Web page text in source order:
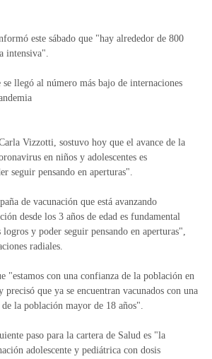
este sábado que "hay alrededor de 800
intensiva".
Vizzotti, sostuvo hoy que el avance de la
en niños y adolescentes es
seguir pensando en aperturas".
de vacunación que está avanzando
desde los 3 años de edad es fundamental
logros y poder seguir pensando en aperturas",
radiales.
"estamos con una confianza de la población en
precisó que ya se encuentran vacunados con una
la población mayor de 18 años".
paso para la cartera de Salud es "la
adolescente y pediátrica con dosis